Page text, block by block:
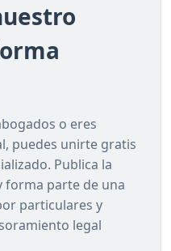
o eres
puedes unirte gratis
Publica la
parte de una
particulares y
legal